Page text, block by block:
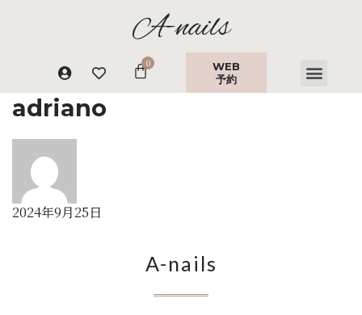
A-nails
WEB
予約
adriano
2024年9月25日
A-nails